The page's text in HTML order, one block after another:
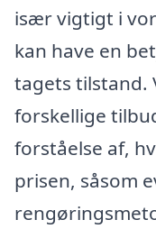
især vigtigt i
kan have en
tagets tilstand.
forskellige
forståelse af,
prisen, såsom